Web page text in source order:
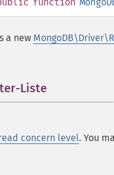
a new
Liste
concern level. You